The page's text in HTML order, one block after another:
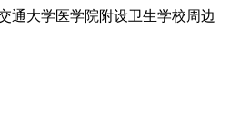
通大学医学院附设卫生学校周边